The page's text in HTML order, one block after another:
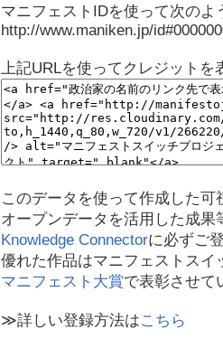
マニフェストIDを使って次のよ
http://www.maniken.jp/
上記URLを使ってクレジットを
このデータを使って作成した可
オープンデータを活用した成果
Knowledge Connectorに必ずご
優れた作品はマニフェストスイ
マニフェスト大賞で表彰させて
≫詳しい登録方法はこちら